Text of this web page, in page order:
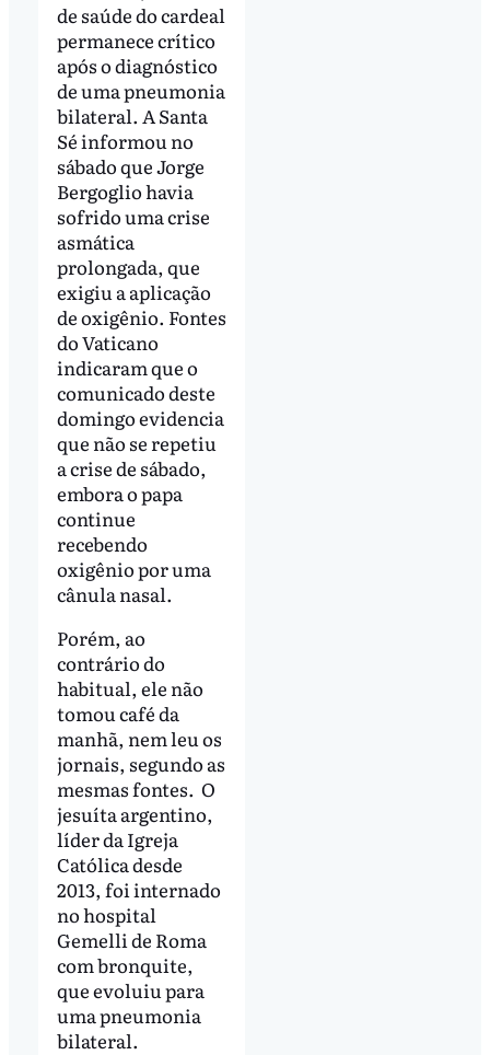
de saúde do cardeal
permanece crítico
após o diagnóstico
de uma pneumonia
bilateral. A Santa
Sé informou no
sábado que Jorge
Bergoglio havia
sofrido uma crise
asmática
prolongada, que
exigiu a aplicação
de oxigênio. Fontes
do Vaticano
indicaram que o
comunicado deste
domingo evidencia
que não se repetiu
a crise de sábado,
embora o papa
continue
recebendo
oxigênio por uma
cânula nasal.
Porém, ao
contrário do
habitual, ele não
tomou café da
manhã, nem leu os
jornais, segundo as
mesmas fontes. O
jesuíta argentino,
líder da Igreja
Católica desde
2013, foi internado
no hospital
Gemelli de Roma
com bronquite,
que evoluiu para
uma pneumonia
bilateral.